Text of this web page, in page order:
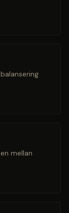
mellan